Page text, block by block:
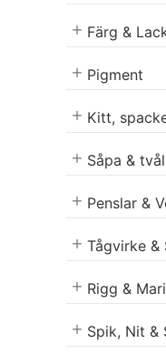
Färg &
Pigment
Kitt,
Såpa &
Penslar &
Tågvirke &
Rigg &
Spik, Nit &